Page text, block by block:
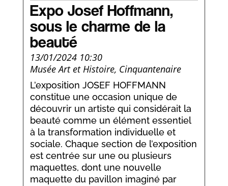
Expo Josef Hoffmann,
sous le charme de la
beauté
13/01/2024 10:30
Musée Art et Histoire, Cinquantenaire
L’exposition JOSEF HOFFMANN
constitue une occasion unique de
découvrir un artiste qui considérait la
beauté comme un élément essentiel
à la transformation individuelle et
sociale. Chaque section de l’exposition
est centrée sur une ou plusieurs
maquettes, dont une nouvelle
maquette du pavillon imaginé par